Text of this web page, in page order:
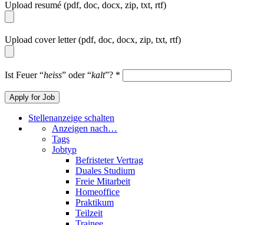
Upload resumé (pdf, doc, docx, zip, txt, rtf)
Upload cover letter (pdf, doc, docx, zip, txt, rtf)
Ist Feuer “heiss” oder “kalt”? *
Stellenanzeige schalten
Anzeigen nach…
Tags
Jobtyp
Befristeter Vertrag
Duales Studium
Freie Mitarbeit
Homeoffice
Praktikum
Teilzeit